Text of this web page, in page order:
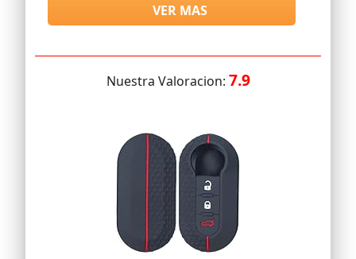
VER MAS
Nuestra Valoracion: 7.9